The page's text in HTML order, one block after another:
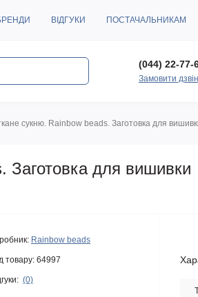
ВІДГУКИ ПОСТАЧАЛЬНИКАМ
(044) 22-77-
Замовити
сукню. Rainbow beads. Заготовка для
для вишивки
Rainbow beads
товару: 64997
(0)